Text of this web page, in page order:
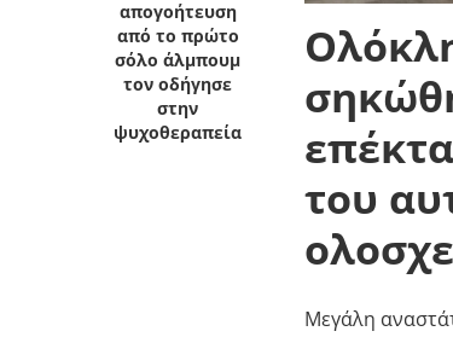
απογοήτευση
από το πρώτο
σόλο άλμπουμ
τον οδήγησε
στην
ψυχοθεραπεία
του
Μεγάλη